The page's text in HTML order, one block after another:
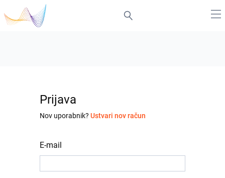
Prijava
Nov uporabnik? Ustvari nov račun
E-mail